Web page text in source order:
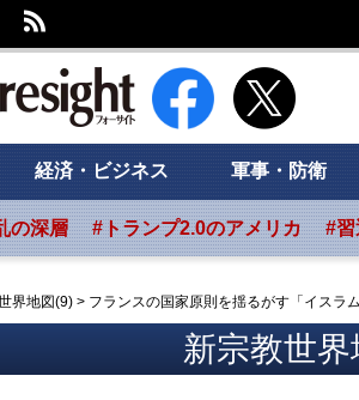
新潮社 Foresight フォーサ
経済・ビジネス 軍事・防衛
の深層 #トランプ2.0のアメリカ #習
界地図(9) > フランスの国家原則を揺るがす「イスラ
新宗教世